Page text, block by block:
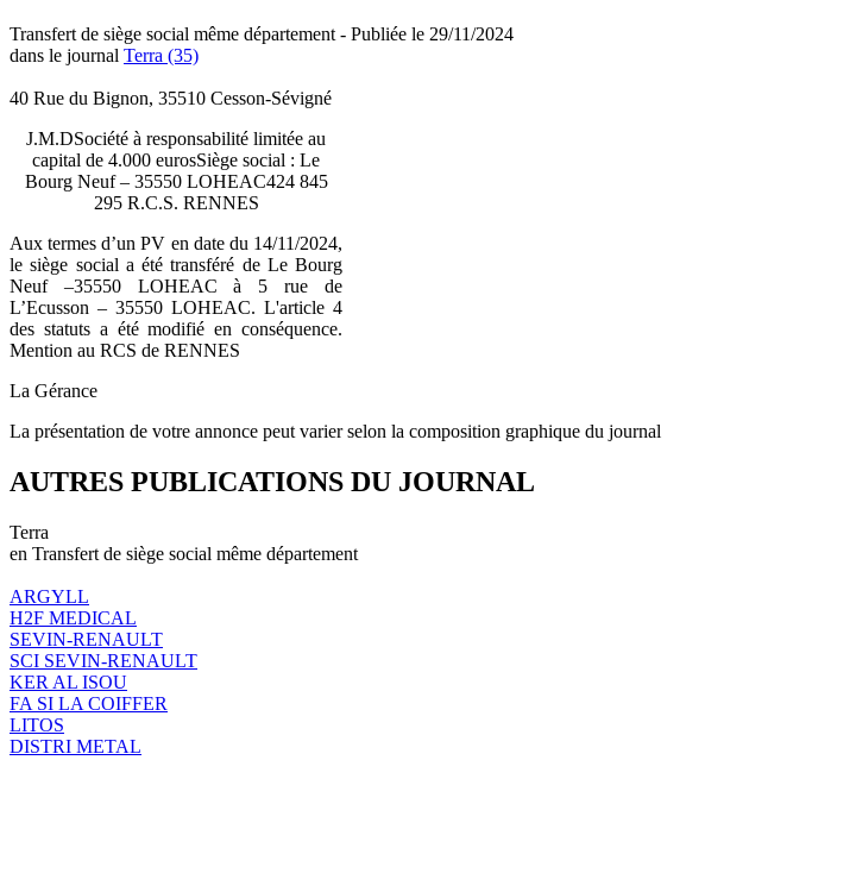
Transfert de siège social même département - Publiée le 29/11/2024
dans le journal Terra (35)
40 Rue du Bignon, 35510 Cesson-Sévigné
J.M.DSociété à responsabilité limitée au
capital de 4.000 eurosSiège social : Le
Bourg Neuf – 35550 LOHEAC424 845
295 R.C.S. RENNES
Aux termes d’un PV en date du 14/11/2024,
le siège social a été transféré de Le Bourg
Neuf –35550 LOHEAC à 5 rue de
L’Ecusson – 35550 LOHEAC. L'article 4
des statuts a été modifié en conséquence.
Mention au RCS de RENNES
La Gérance
La présentation de votre annonce peut varier selon la composition graphique du journal
AUTRES PUBLICATIONS DU JOURNAL
Terra
en Transfert de siège social même département
ARGYLL
H2F MEDICAL
SEVIN-RENAULT
SCI SEVIN-RENAULT
KER AL ISOU
FA SI LA COIFFER
LITOS
DISTRI METAL